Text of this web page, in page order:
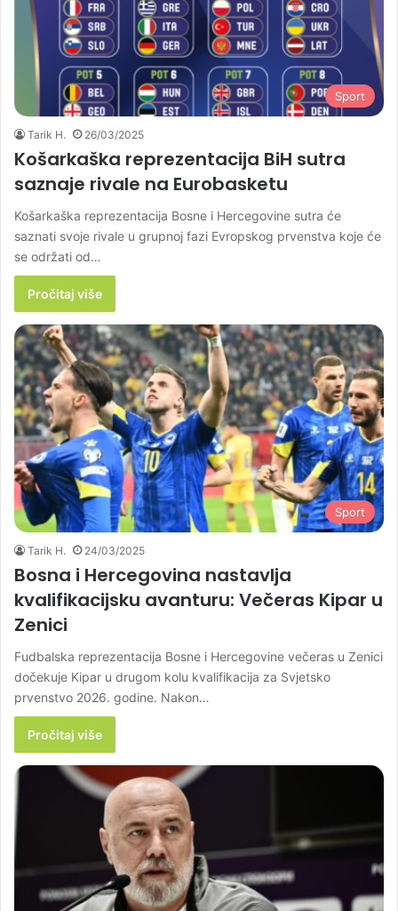
Sport
Tarik H. 26/03/2025
Košarkaška reprezentacija BiH sutra
saznaje rivale na Eurobasketu
Košarkaška reprezentacija Bosne i Hercegovine sutra će
saznati svoje rivale u grupnoj fazi Evropskog prvenstva koje će
se održati od…
Pročitaj više
Sport
Tarik H. 24/03/2025
Bosna i Hercegovina nastavlja
kvalifikacijsku avanturu: Večeras Kipar u
Zenici
Fudbalska reprezentacija Bosne i Hercegovine večeras u Zenici
dočekuje Kipar u drugom kolu kvalifikacija za Svjetsko
prvenstvo 2026. godine. Nakon…
Pročitaj više